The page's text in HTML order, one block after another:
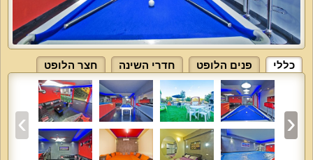
כללי פנים הלופט חדרי השינה חצר הלופט